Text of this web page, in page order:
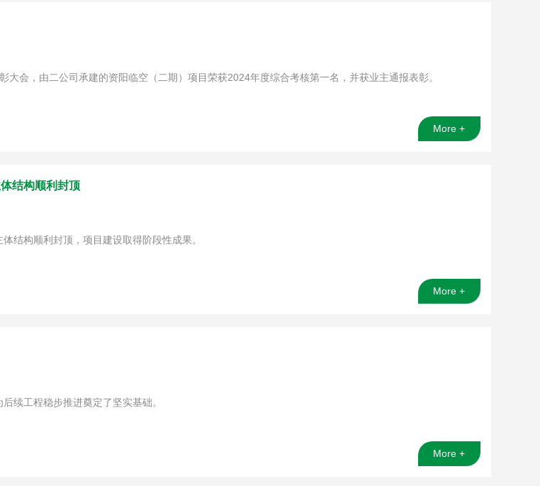
会，由二公司承建的资阳临空（二期）项目荣获2024年度综合考核第一名，并获业主通报表彰。
More +
结构顺利封顶
结构顺利封顶，项目建设取得阶段性成果。
More +
续工程稳步推进奠定了坚实基础。
More +